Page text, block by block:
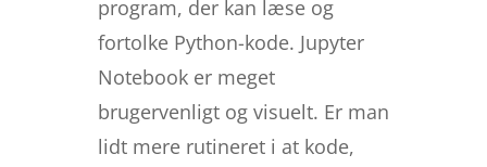
program, der kan læse og
fortolke Python-kode. Jupyter
Notebook er meget
brugervenligt og visuelt. Er man
lidt mere rutineret i at kode,